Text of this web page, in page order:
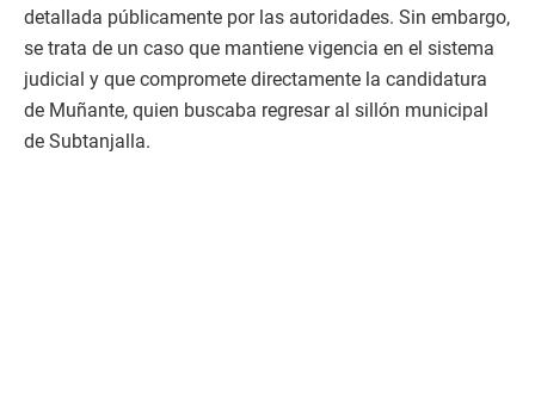
detallada públicamente por las autoridades. Sin embargo,
se trata de un caso que mantiene vigencia en el sistema
judicial y que compromete directamente la candidatura
de Muñante, quien buscaba regresar al sillón municipal
de Subtanjalla.